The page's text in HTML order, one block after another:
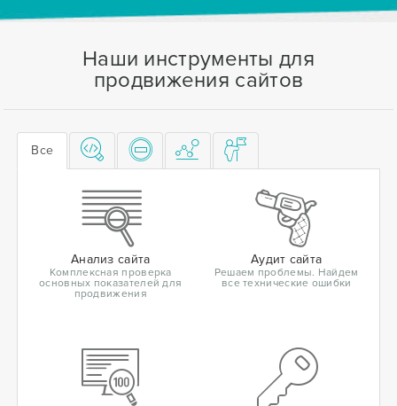
Наши инструменты для
продвижения сайтов
Все
Анализ сайта
Комплексная проверка
основных показателей для
продвижения
Аудит сайта
Решаем проблемы. Найдем
все технические ошибки